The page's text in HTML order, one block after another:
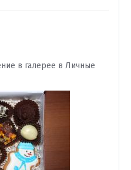
в галерее в Личные